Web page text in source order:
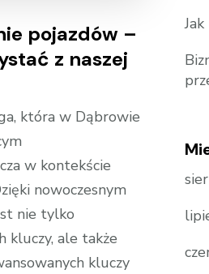
pojazdów –
z naszej
która w Dąbrowie
w kontekście
nowoczesnym
nie tylko
kluczy, ale także
kluczy